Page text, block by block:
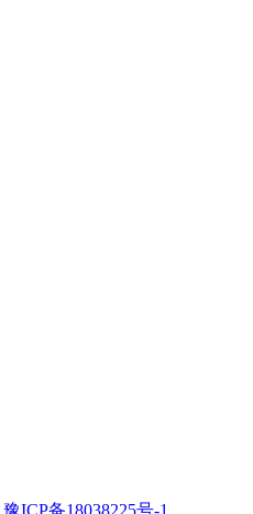
豫ICP备18038225号-1